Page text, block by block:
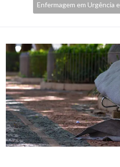
Enfermagem em Urgência